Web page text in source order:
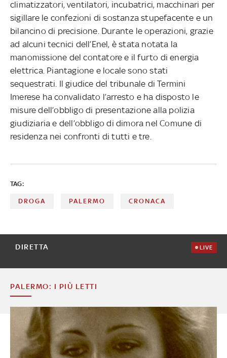
climatizzatori, ventilatori, incubatrici, macchinari per
sigillare le confezioni di sostanza stupefacente e un
bilancino di precisione. Durante le operazioni, grazie
ad alcuni tecnici dell’Enel, è stata notata la
manomissione del contatore e il furto di energia
elettrica. Piantagione e locale sono stati
sequestrati. Il giudice del tribunale di Termini
Imerese ha convalidato l’arresto e ha disposto le
misure dell’obbligo di presentazione alla polizia
giudiziaria e dell’obbligo di dimora nel Comune di
residenza nei confronti di tutti e tre.
TAG:
DROGA PALERMO CRONACA
DIRETTA LIVE
PALERMO: I PIÙ LETTI